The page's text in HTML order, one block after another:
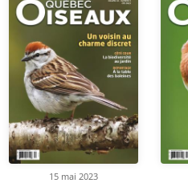
15 mai 2023